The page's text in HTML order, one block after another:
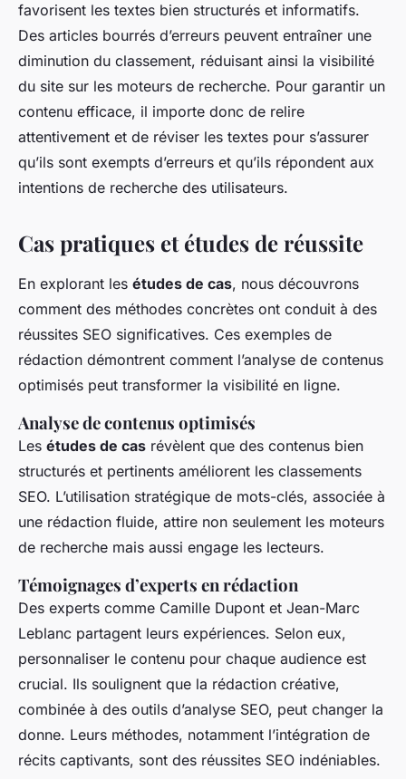
favorisent les textes bien structurés et informatifs.
Des articles bourrés d’erreurs peuvent entraîner une
diminution du classement, réduisant ainsi la visibilité
du site sur les moteurs de recherche. Pour garantir un
contenu efficace, il importe donc de relire
attentivement et de réviser les textes pour s’assurer
qu’ils sont exempts d’erreurs et qu’ils répondent aux
intentions de recherche des utilisateurs.
Cas pratiques et études de réussite
En explorant les études de cas, nous découvrons
comment des méthodes concrètes ont conduit à des
réussites SEO significatives. Ces exemples de
rédaction démontrent comment l’analyse de contenus
optimisés peut transformer la visibilité en ligne.
Analyse de contenus optimisés
Les études de cas révèlent que des contenus bien
structurés et pertinents améliorent les classements
SEO. L’utilisation stratégique de mots-clés, associée à
une rédaction fluide, attire non seulement les moteurs
de recherche mais aussi engage les lecteurs.
Témoignages d’experts en rédaction
Des experts comme Camille Dupont et Jean-Marc
Leblanc partagent leurs expériences. Selon eux,
personnaliser le contenu pour chaque audience est
crucial. Ils soulignent que la rédaction créative,
combinée à des outils d’analyse SEO, peut changer la
donne. Leurs méthodes, notamment l’intégration de
récits captivants, sont des réussites SEO indéniables.